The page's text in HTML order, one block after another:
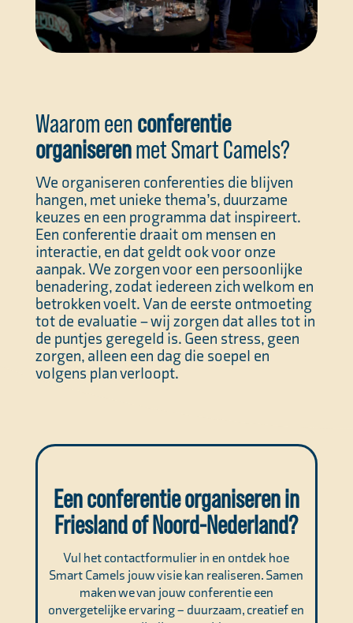
Waarom een conferentie
organiserenmet Smart Camels?
We organiseren conferenties die blijven
hangen, met unieke thema’s, duurzame
keuzes en een programma dat inspireert.
Een conferentie draait om mensen en
interactie, en dat geldt ook voor onze
aanpak. We zorgen voor een persoonlijke
benadering, zodat iedereen zich welkom en
betrokken voelt. Van de eerste ontmoeting
tot de evaluatie – wij zorgen dat alles tot in
de puntjes geregeld is. Geen stress, geen
zorgen, alleen een dag die soepel en
volgens plan verloopt.
Een conferentie organiseren in
Friesland of Noord-Nederland?
Vul het contactformulier in en ontdek hoe
Smart Camels jouw visie kan realiseren. Samen
maken we van jouw conferentie een
onvergetelijke ervaring – duurzaam, creatief en